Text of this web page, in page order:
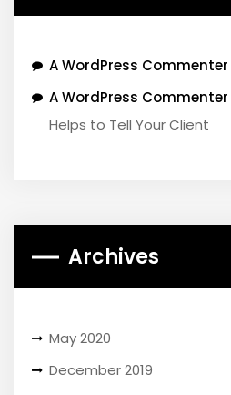
A WordPress Commenter
A WordPress Commenter
Helps to Tell Your Client
Archives
May 2020
December 2019